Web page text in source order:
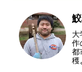
大
作
都
穫